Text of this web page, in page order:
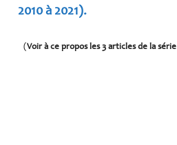
2010 à 2021).
(Voir à ce propos les 3 articles de la série